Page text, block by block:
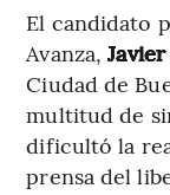
El candidato
Avanza,
Ciudad de
multitud de
dificultó la
prensa del